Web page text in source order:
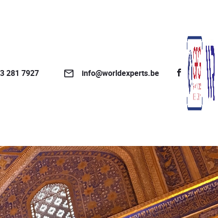
281 7927 info@worldexperts.be